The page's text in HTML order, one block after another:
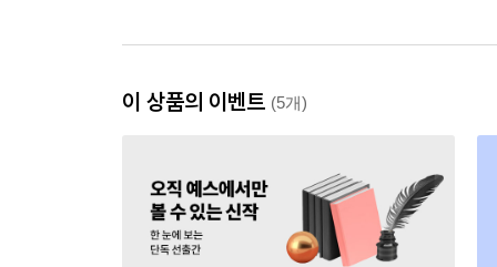
이 상품의 이벤트 (5개)